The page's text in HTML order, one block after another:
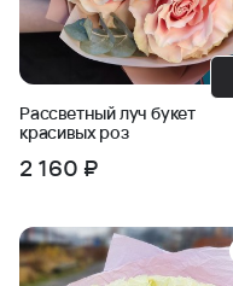
Рассветный луч букет
красивых роз
2 160 ₽